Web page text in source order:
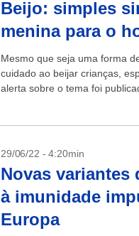
Beijo: simples
menina para o
Mesmo que seja uma forma
cuidado ao beijar crianças,
alerta sobre o tema foi
29/06/22 - 4:20min
Novas variantes
à imunidade
Europa